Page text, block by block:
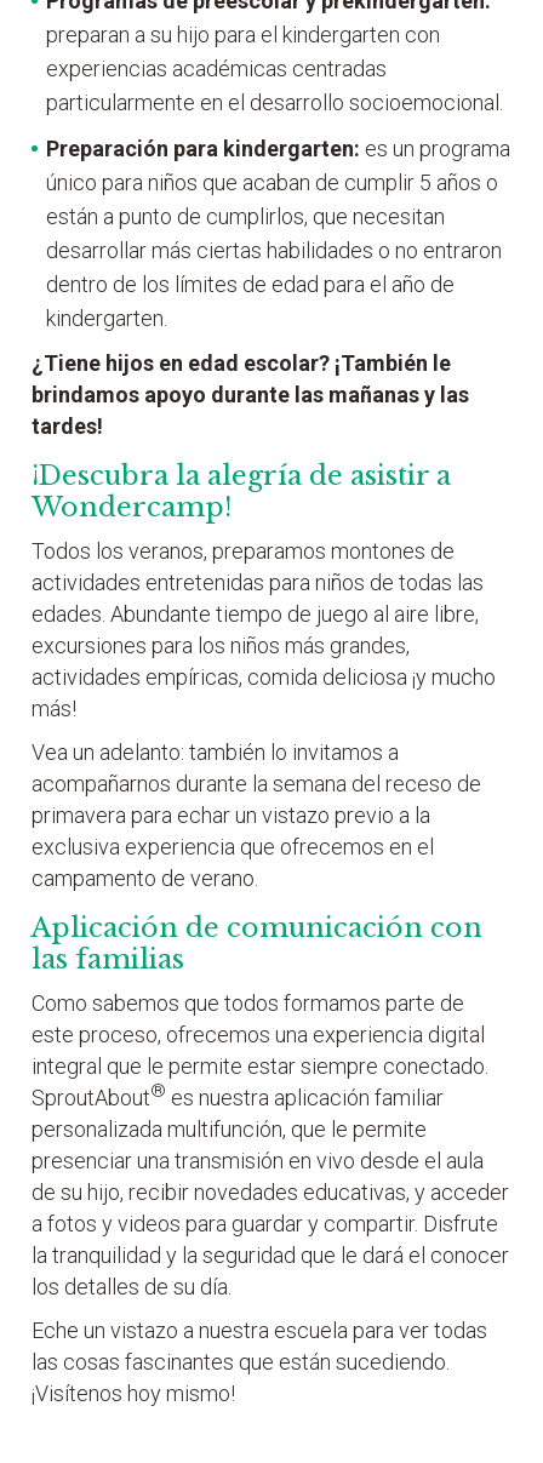
preparan a su hijo para el kindergarten con
experiencias académicas centradas
particularmente en el desarrollo socioemocional.
Preparación para kindergarten: es un programa
único para niños que acaban de cumplir 5 años o
están a punto de cumplirlos, que necesitan
desarrollar más ciertas habilidades o no entraron
dentro de los límites de edad para el año de
kindergarten.
¿Tiene hijos en edad escolar? ¡También le
brindamos apoyo durante las mañanas y las
tardes!
¡Descubra la alegría de asistir a
Wondercamp!
Todos los veranos, preparamos montones de
actividades entretenidas para niños de todas las
edades. Abundante tiempo de juego al aire libre,
excursiones para los niños más grandes,
actividades empíricas, comida deliciosa ¡y mucho
más!
Vea un adelanto: también lo invitamos a
acompañarnos durante la semana del receso de
primavera para echar un vistazo previo a la
exclusiva experiencia que ofrecemos en el
campamento de verano.
Aplicación de comunicación con
las familias
Como sabemos que todos formamos parte de
este proceso, ofrecemos una experiencia digital
integral que le permite estar siempre conectado.
SproutAbout® es nuestra aplicación familiar
personalizada multifunción, que le permite
presenciar una transmisión en vivo desde el aula
de su hijo, recibir novedades educativas, y acceder
a fotos y videos para guardar y compartir. Disfrute
la tranquilidad y la seguridad que le dará el conocer
los detalles de su día.
Eche un vistazo a nuestra escuela para ver todas
las cosas fascinantes que están sucediendo.
¡Visítenos hoy mismo!